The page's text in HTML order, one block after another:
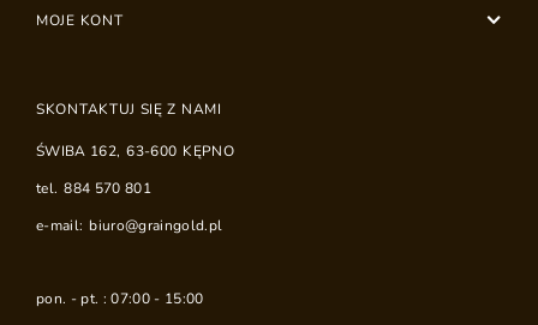
MOJE KONT
SKONTAKTUJ SIĘ Z NAMI
ŚWIBA 162, 63-600 KĘPNO
tel. 884 570 801
e-mail: biuro@graingold.pl
pon. - pt. : 07:00 - 15:00